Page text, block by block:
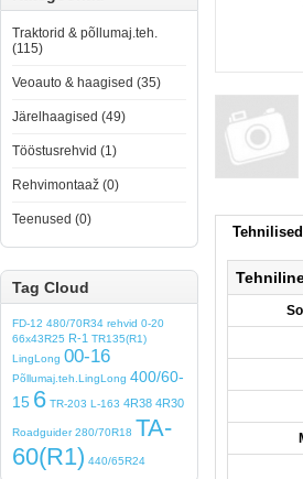
Traktorid & põllumaj.teh.
(115)
Veoauto & haagised (35)
Järelhaagised (49)
Tööstusrehvid (1)
Rehvimontaaž (0)
Teenused (0)
Tag Cloud
FD-12 480/70R34 rehvid 0-20
66x43R25 R-1 TR135(R1)
LingLong 00-16
Põllumaj.teh.LingLong 400/60-
15 6 TR-203 L-163 4R38 4R30
Roadguider 280/70R18 TA-
60(R1) 440/65R24